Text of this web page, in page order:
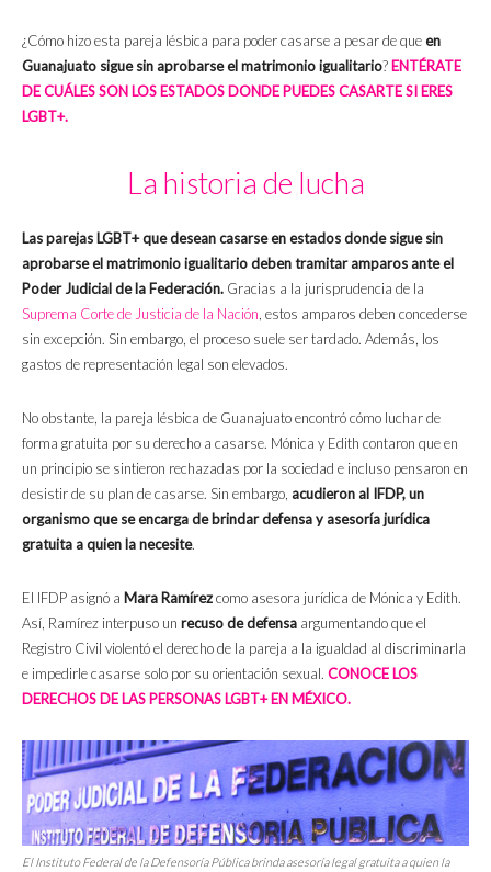
¿Cómo hizo esta pareja lésbica para poder casarse a pesar de queen
Guanajuato sigue sin aprobarse el matrimonio igualitario? ENTÉRATE
DE CUÁLES SON LOS ESTADOS DONDE PUEDES CASARTE SI ERES
LGBT+.
La historia de lucha
Las parejas LGBT+ que desean casarse en estados donde sigue sin
aprobarse el matrimonio igualitario deben tramitar amparos ante el
Poder Judicial de la Federación. Gracias a la jurisprudencia de la
Suprema Corte de Justicia de la Nación, estos amparos deben concederse
sin excepción. Sin embargo, el proceso suele ser tardado. Además, los
gastos de representación legal son elevados.
No obstante, la pareja lésbica de Guanajuato encontró cómo luchar de
forma gratuita por su derecho a casarse. Mónica y Edith contaron que en
un principio se sintieron rechazadas por la sociedad e incluso pensaron en
desistir de su plan de casarse. Sin embargo, acudieron al IFDP, un
organismo que se encarga de brindar defensa y asesoría jurídica
gratuita a quien la necesite.
El IFDP asignó a Mara Ramírezcomo asesora jurídica de Mónica y Edith.
Así, Ramírez interpuso un recuso de defensa argumentando que el
Registro Civil violentó el derecho de la pareja a la igualdad al discriminarla
e impedirle casarse solo por su orientación sexual. CONOCE LOS
DERECHOS DE LAS PERSONAS LGBT+ EN MÉXICO.
El Instituto Federal de la Defensoría Pública brinda asesoría legal gratuita a quien la